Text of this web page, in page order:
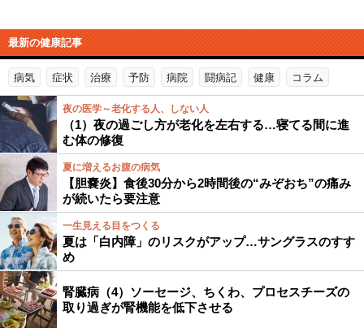
最新の健康記事
病気 症状 治療 予防 病院 闘病記 健康 コラム
夜の医学～老化する人、しない人
（1）夜の過ごし方が老化を左右する…寝てる間に進
む体の修復
夏に増えるお腹の病気
【胆嚢炎】食後30分から2時間後の“みぞおち”の痛み
が続いたら要注意
一生見える目をつくる
夏は「白内障」のリスクがアップ…サングラスのすす
め
腎臓病（4）ソーセージ、ちくわ、プロセスチーズの
取り過ぎが腎機能を低下させる